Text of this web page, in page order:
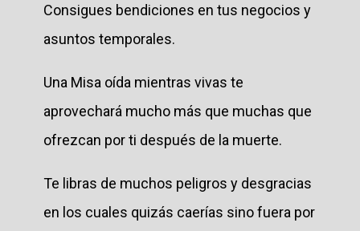
Consigues bendiciones en tus negocios y
asuntos temporales.
Una Misa oída mientras vivas te
aprovechará mucho más que muchas que
ofrezcan por ti después de la muerte.
Te libras de muchos peligros y desgracias
en los cuales quizás caerías sino fuera por